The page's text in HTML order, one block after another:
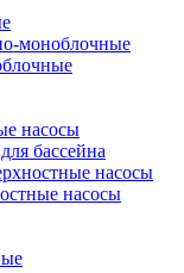
моноблочные
насосы
бассейна
насосы
насосы